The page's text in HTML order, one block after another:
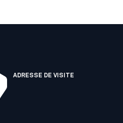
ADRESSE DE VISITE